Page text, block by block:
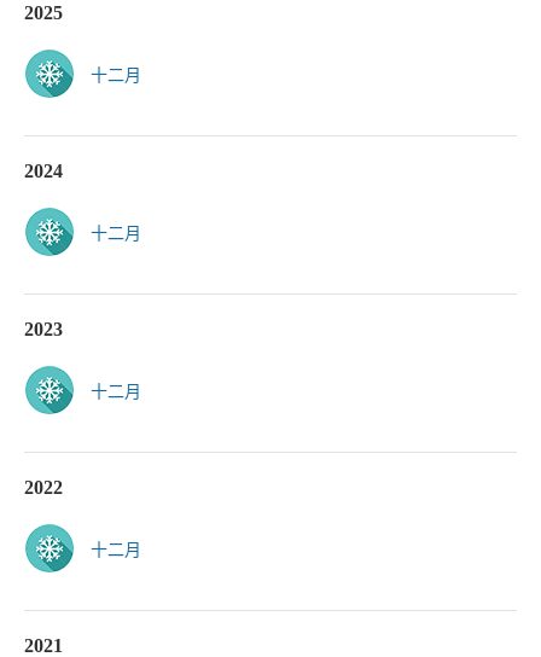
2025
十二月
2024
十二月
2023
十二月
2022
十二月
2021